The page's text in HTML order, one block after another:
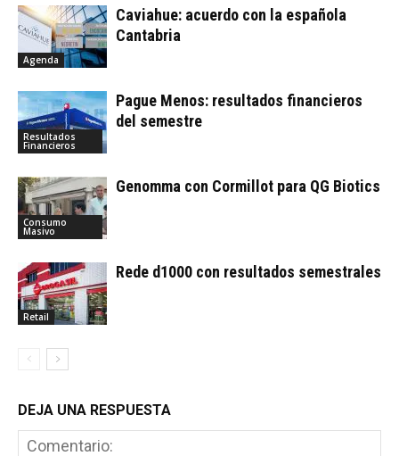
Agenda
Caviahue: acuerdo con la española
Cantabria
Resultados
Financieros
Pague Menos: resultados financieros
del semestre
Consumo
Masivo
Genomma con Cormillot para QG Biotics
Retail
Rede d1000 con resultados semestrales
DEJA UNA RESPUESTA